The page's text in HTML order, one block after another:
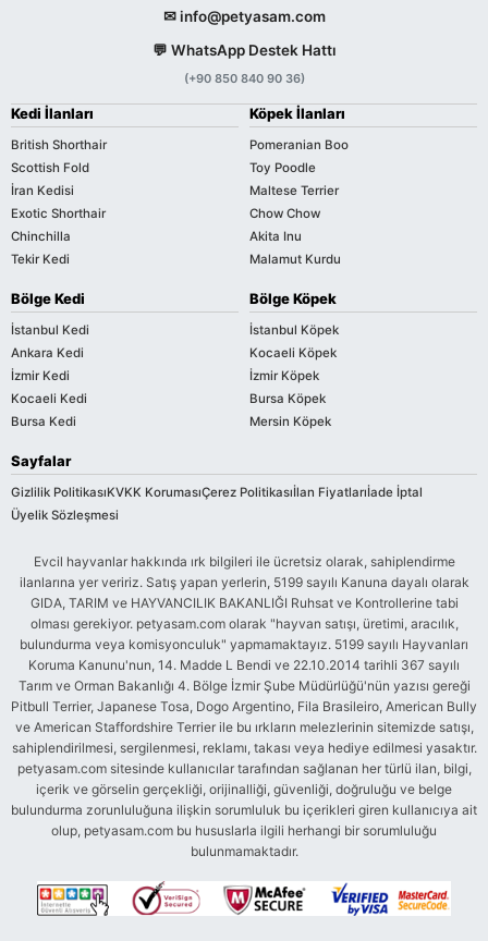
✉ info@petyasam.com
💬 WhatsApp Destek Hattı
(+90 850 840 90 36)
Kedi İlanları
British Shorthair
Scottish Fold
İran Kedisi
Exotic Shorthair
Chinchilla
Tekir Kedi
Köpek İlanları
Pomeranian Boo
Toy Poodle
Maltese Terrier
Chow Chow
Akita Inu
Malamut Kurdu
Bölge Kedi
İstanbul Kedi
Ankara Kedi
İzmir Kedi
Kocaeli Kedi
Bursa Kedi
Bölge Köpek
İstanbul Köpek
Kocaeli Köpek
İzmir Köpek
Bursa Köpek
Mersin Köpek
Sayfalar
Gizlilik PolitikasıKVKK KorumasıÇerez Politikasıİlan Fiyatlarıİade İptal
Üyelik Sözleşmesi
Evcil hayvanlar hakkında ırk bilgileri ile ücretsiz olarak, sahiplendirme
ilanlarına yer veririz. Satış yapan yerlerin, 5199 sayılı Kanuna dayalı olarak
GIDA, TARIM ve HAYVANCILIK BAKANLIĞI Ruhsat ve Kontrollerine tabi
olması gerekiyor. petyasam.com olarak "hayvan satışı, üretimi, aracılık,
bulundurma veya komisyonculuk" yapmamaktayız. 5199 sayılı Hayvanları
Koruma Kanunu'nun, 14. Madde L Bendi ve 22.10.2014 tarihli 367 sayılı
Tarım ve Orman Bakanlığı 4. Bölge İzmir Şube Müdürlüğü'nün yazısı gereği
Pitbull Terrier, Japanese Tosa, Dogo Argentino, Fila Brasileiro, American Bully
ve American Staffordshire Terrier ile bu ırkların melezlerinin sitemizde satışı,
sahiplendirilmesi, sergilenmesi, reklamı, takası veya hediye edilmesi yasaktır.
petyasam.com sitesinde kullanıcılar tarafından sağlanan her türlü ilan, bilgi,
içerik ve görselin gerçekliği, orijinalliği, güvenliği, doğruluğu ve belge
bulundurma zorunluluğuna ilişkin sorumluluk bu içerikleri giren kullanıcıya ait
olup, petyasam.com bu hususlarla ilgili herhangi bir sorumluluğu
bulunmamaktadır.